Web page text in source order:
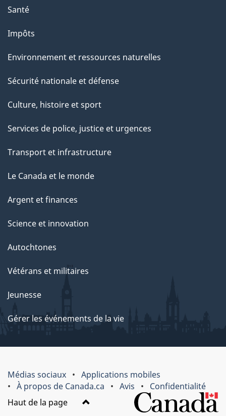
Santé
Impôts
Environnement et ressources naturelles
Sécurité nationale et défense
Culture, histoire et sport
Services de police, justice et urgences
Transport et infrastructure
Le Canada et le monde
Argent et finances
Science et innovation
Autochtones
Vétérans et militaires
Jeunesse
Gérer les événements de la vie
Médias sociaux
Applications mobiles
À propos de Canada.ca
Avis
Confidentialité
Haut de la page